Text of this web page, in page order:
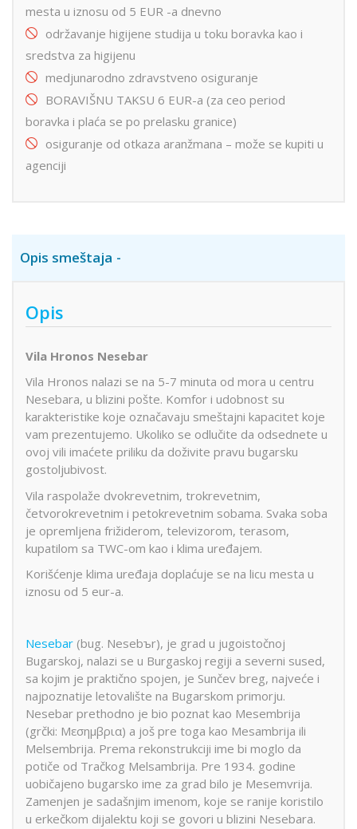
mesta u iznosu od 5 EUR -a dnevno
održavanje higijene studija u toku boravka kao i
sredstva za higijenu
medjunarodno zdravstveno osiguranje
BORAVIŠNU TAKSU 6 EUR-a (za ceo period
boravka i plaća se po prelasku granice)
osiguranje od otkaza aranžmana – može se kupiti u
agenciji
Opis smeštaja
Opis
Vila Hronos Nesebar
Vila Hronos nalazi se na 5-7 minuta od mora u centru
Nesebara, u blizini pošte. Komfor i udobnost su
karakteristike koje označavaju smeštajni kapacitet koje
vam prezentujemo. Ukoliko se odlučite da odsednete u
ovoj vili imaćete priliku da doživite pravu bugarsku
gostoljubivost.
Vila raspolaže dvokrevetnim, trokrevetnim,
četvorokrevetnim i petokrevetnim sobama. Svaka soba
je opremljena frižiderom, televizorom, terasom,
kupatilom sa TWC-om kao i klima uređajem.
Korišćenje klima uređaja doplaćuje se na licu mesta u
iznosu od 5 eur-a.
Nesebar (bug. Nesebъr), je grad u jugoistočnoj
Bugarskoj, nalazi se u Burgaskoj regiji a severni sused,
sa kojim je praktično spojen, je Sunčev breg, najveće i
najpoznatije letovalište na Bugarskom primorju.
Nesebar prethodno je bio poznat kao Mesembrija
(grčki: Μεσημβρια) a još pre toga kao Mesambrija ili
Melsembrija. Prema rekonstrukciji ime bi moglo da
potiče od Tračkog Melsambrija. Pre 1934. godine
uobičajeno bugarsko ime za grad bilo je Mesemvrija.
Zamenjen je sadašnjim imenom, koje se ranije koristilo
u erkečkom dijalektu koji se govori u blizini Nesebara.